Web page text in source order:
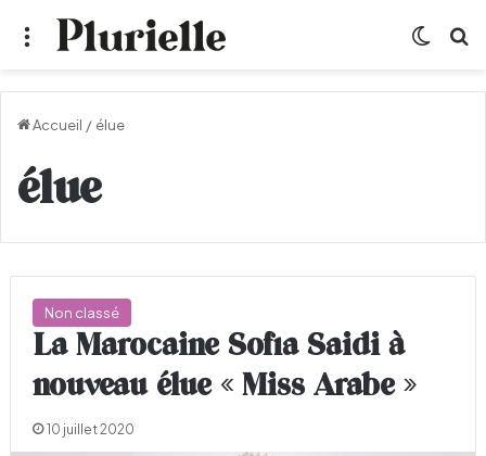
Menu
Accueil / élue
élue
Non classé
La Marocaine Sofia Saidi à
nouveau élue « Miss Arabe »
10 juillet 2020